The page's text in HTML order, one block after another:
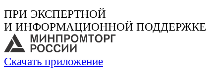
ПРИ ЭКСПЕРТНОЙ
И ИНФОРМАЦИОННОЙ ПОДДЕРЖКЕ
Скачать приложение